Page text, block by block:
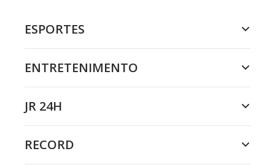
ESPORTES
ENTRETENIMENTO
JR 24H
RECORD